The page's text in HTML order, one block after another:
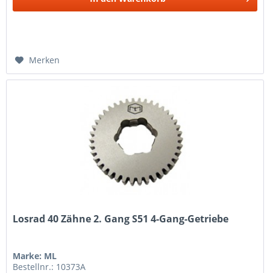
Merken
Losrad 40 Zähne 2. Gang S51 4-Gang-Getriebe
Marke: ML
Bestellnr.: 10373A